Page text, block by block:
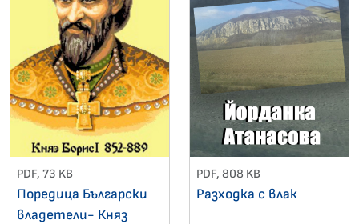
PDF, 73 KB
Поредица Български
владетели- Княз
PDF, 808 KB
Разходка с влак